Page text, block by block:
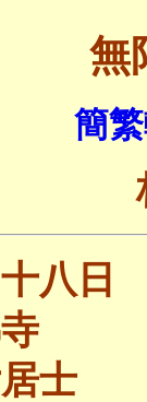
無
簡
八日
士